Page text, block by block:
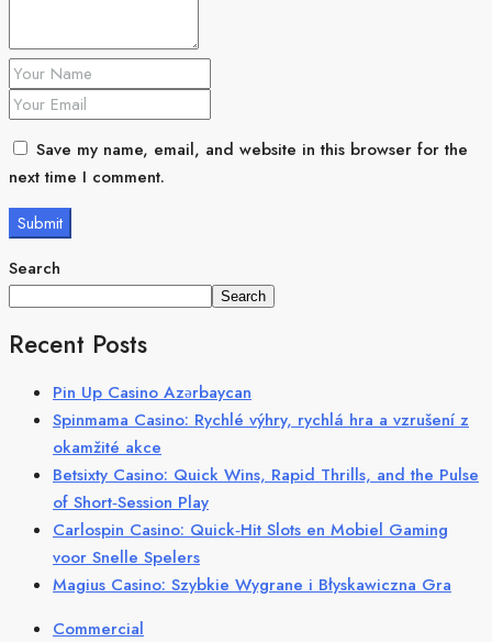
Save my name, email, and website in this browser for the
next time I comment.
Search
Search
Recent Posts
Pin Up Casino Azərbaycan
Spinmama Casino: Rychlé výhry, rychlá hra a vzrušení z
okamžité akce
Betsixty Casino: Quick Wins, Rapid Thrills, and the Pulse
of Short‑Session Play
Carlospin Casino: Quick‑Hit Slots en Mobiel Gaming
voor Snelle Spelers
Magius Casino: Szybkie Wygrane i Błyskawiczna Gra
Commercial